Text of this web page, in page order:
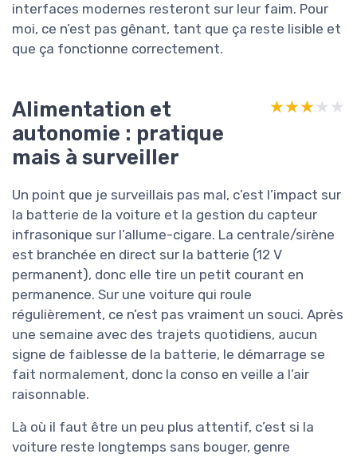
interfaces modernes resteront sur leur faim. Pour
moi, ce n’est pas gênant, tant que ça reste lisible et
que ça fonctionne correctement.
Alimentation et
autonomie : pratique
mais à surveiller
★★★★★
★★★★★
Un point que je surveillais pas mal, c’est l’impact sur
la batterie de la voiture et la gestion du capteur
infrasonique sur l’allume-cigare. La centrale/sirène
est branchée en direct sur la batterie (12 V
permanent), donc elle tire un petit courant en
permanence. Sur une voiture qui roule
régulièrement, ce n’est pas vraiment un souci. Après
une semaine avec des trajets quotidiens, aucun
signe de faiblesse de la batterie, le démarrage se
fait normalement, donc la conso en veille a l’air
raisonnable.
Là où il faut être un peu plus attentif, c’est si la
voiture reste longtemps sans bouger, genre